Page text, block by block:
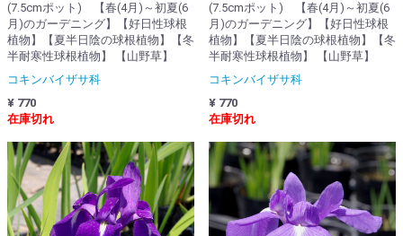
(7.5cmポット) 【春(4月)～初夏(6
月)のガーデニング】【好日性球根
植物】【夏半日陰の球根植物】【冬
半耐寒性球根植物】 【山野草】
コキンバイザサ科
¥ 770
在庫切れ
(7.5cmポット) 【春(4月)～初夏(6
月)のガーデニング】【好日性球根
植物】【夏半日陰の球根植物】【冬
半耐寒性球根植物】 【山野草】
コキンバイザサ科
¥ 770
在庫切れ